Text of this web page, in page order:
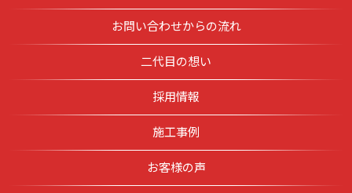
お問い合わせからの流れ
二代目の想い
採用情報
施工事例
お客様の声